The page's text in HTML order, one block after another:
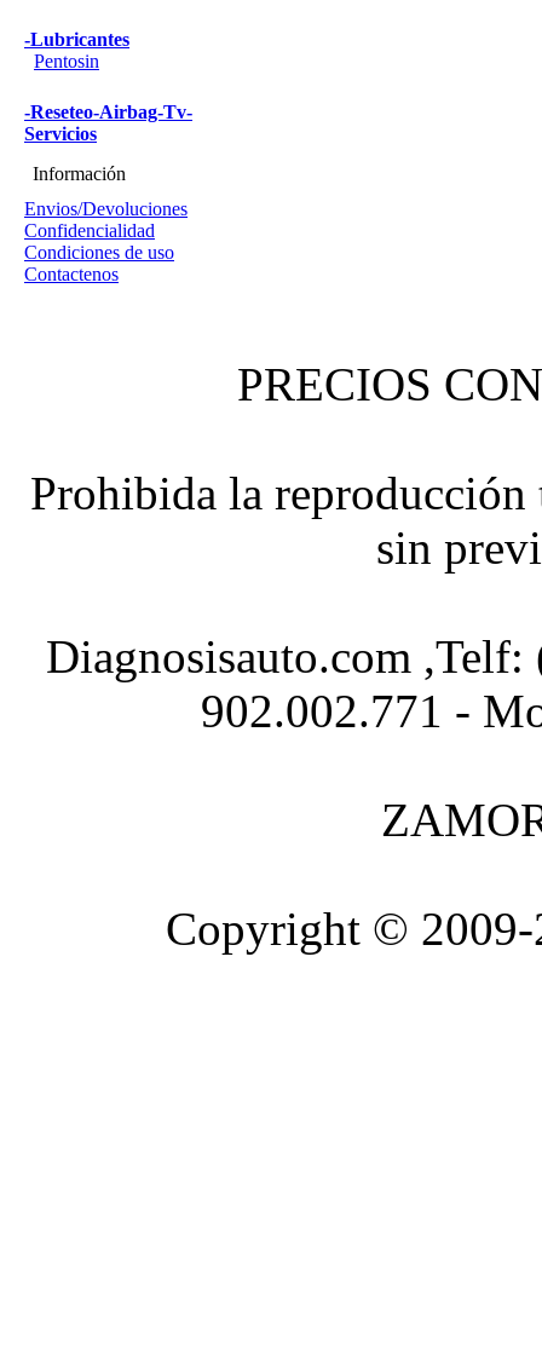
-Lubricantes
Pentosin
-Reseteo-Airbag-Tv-
Servicios
Información
Envios/Devoluciones
Confidencialidad
Condiciones de uso
Contactenos
PRECIOS
Prohibida la
sin
Diagnosisauto.com
902.002.771 -
Copyright ©